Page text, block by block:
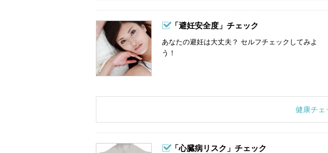
「避妊安全度」チェック
あなたの避妊は大丈夫？ セルフチェックしてみよ
う！
健康チェ
「心臓病リスク」チェック